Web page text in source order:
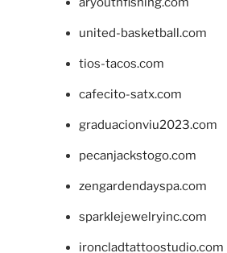
united-basketball.com
tios-tacos.com
cafecito-satx.com
graduacionviu2023.com
pecanjackstogo.com
zengardendayspa.com
sparklejewelryinc.com
ironcladtattoostudio.com